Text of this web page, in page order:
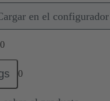
en el configurador
0
0